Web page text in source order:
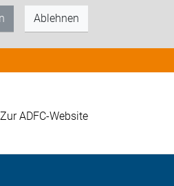
Ablehnen
Zur ADFC-Website